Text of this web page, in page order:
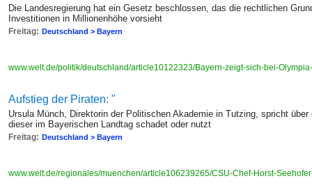
Die Landesregierung hat ein Gesetz beschlossen, das die rechtlichen
Investitionen in Millionenhöhe vorsieht
Freitag: Deutschland > Bayern
www.welt.de/politik/deutschland/article10122323/Bayern-zeigt-sich-bei-
Aufstieg der Piraten: "
Ursula Münch, Direktorin der Politischen Akademie in Tutzing, spricht
dieser im Bayerischen Landtag schadet oder nutzt
Freitag: Deutschland > Bayern
www.welt.de/regionales/muenchen/article106239265/CSU-Chef-Horst-